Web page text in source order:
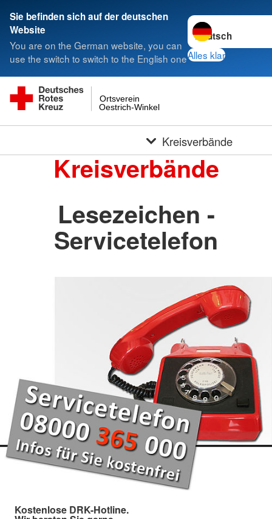
Sie befinden sich auf der deutschen
Website
You are on the German website, you can
use the switch to switch to the English one
Sprache wechseln
Alles klar
Oestrich-Winkel
Ortsverein
Kreisverbände
Kreisverbände
Lesezeichen -
Servicetelefon
Kostenlose DRK-Hotline.